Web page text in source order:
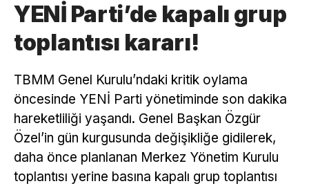
YENİ Parti’de kapalı grup
toplantısı kararı!
TBMM Genel Kurulu’ndaki kritik oylama
öncesinde YENİ Parti yönetiminde son dakika
hareketliliği yaşandı. Genel Başkan Özgür
Özel’in gün kurgusunda değişikliğe gidilerek,
daha önce planlanan Merkez Yönetim Kurulu
toplantısı yerine basına kapalı grup toplantısı